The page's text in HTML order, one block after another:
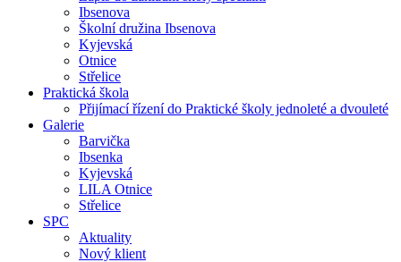
Ibsenova
Školní družina Ibsenova
Kyjevská
Otnice
Střelice
Praktická škola
Přijímací řízení do Praktické školy jednoleté a dvouleté
Galerie
Barvička
Ibsenka
Kyjevská
LILA Otnice
Střelice
SPC
Aktuality
Nový klient